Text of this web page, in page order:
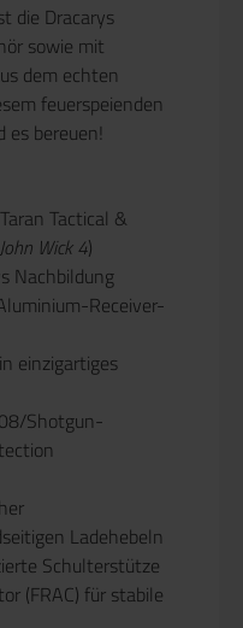
die Dracarys
sowie mit
dem echten
feuerspeienden
bereuen!
Tactical &
Wick 4)
Nachbildung
Receiver-
einzigartiges
Shotgun-
Ladehebeln
Schulterstütze
(FRAC) für stabile